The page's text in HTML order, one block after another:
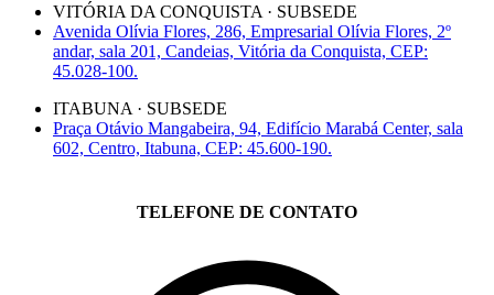
VITÓRIA DA CONQUISTA · SUBSEDE
Avenida Olívia Flores, 286, Empresarial Olívia Flores, 2º
andar, sala 201, Candeias, Vitória da Conquista, CEP:
45.028-100.
ITABUNA · SUBSEDE
Praça Otávio Mangabeira, 94, Edifício Marabá Center, sala
602, Centro, Itabuna, CEP: 45.600-190.
TELEFONE DE CONTATO